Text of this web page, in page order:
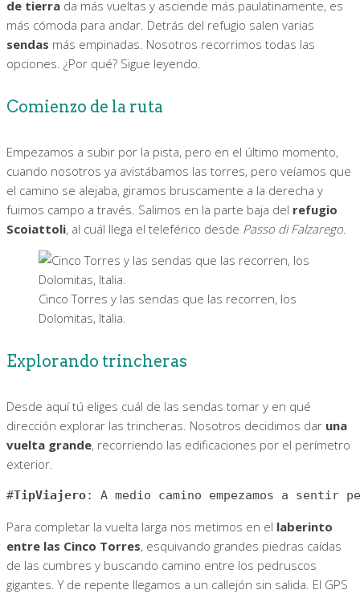
de tierra da más vueltas y asciende más paulatinamente, es
más cómoda para andar. Detrás del refugio salen varias
sendas más empinadas. Nosotros recorrimos todas las
opciones. ¿Por qué? Sigue leyendo.
Comienzo de la ruta
Empezamos a subir por la pista, pero en el último momento,
cuando nosotros ya avistábamos las torres, pero veíamos que
el camino se alejaba, giramos bruscamente a la derecha y
fuimos campo a través. Salimos en la parte baja del refugio
Scoiattoli, al cuál llega el teleférico desde Passo di Falzarego
Cinco Torres y las sendas que las recorren, los
Dolomitas, Italia.
Explorando trincheras
Desde aquí tú eliges cuál de las sendas tomar y en qué
dirección explorar las trincheras. Nosotros decidimos dar una
vuelta grande, recorriendo las edificaciones por el perímetro
exterior.
#TipViajero: A medio camino empezamos a
Para completar la vuelta larga nos metimos en el laberinto
entre las Cinco Torres, esquivando grandes piedras caídas
de las cumbres y buscando camino entre los pedruscos
gigantes. Y de repente llegamos a un callejón sin salida. El GPS